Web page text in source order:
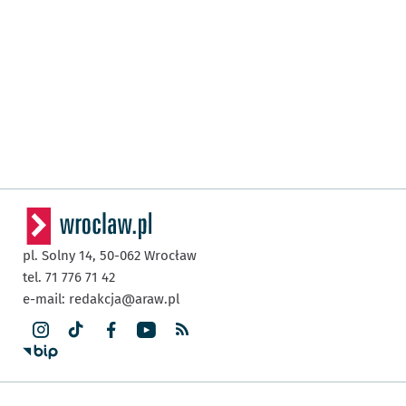
pl. Solny 14, 50-062 Wrocław
tel. 71 776 71 42
e-mail: redakcja@araw.pl